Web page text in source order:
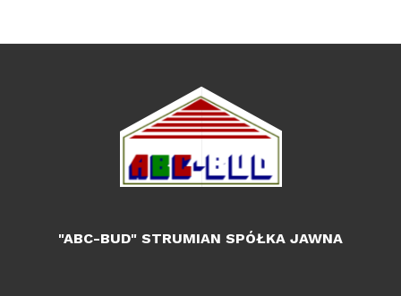
"ABC-BUD" STRUMIAN SPÓŁKA JAWNA